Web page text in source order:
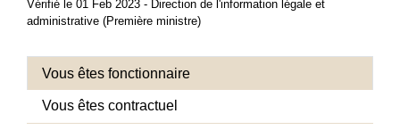
Vérifié le 01 Feb 2023 - Direction de l'information légale et
administrative (Première ministre)
Vous êtes fonctionnaire
Vous êtes contractuel